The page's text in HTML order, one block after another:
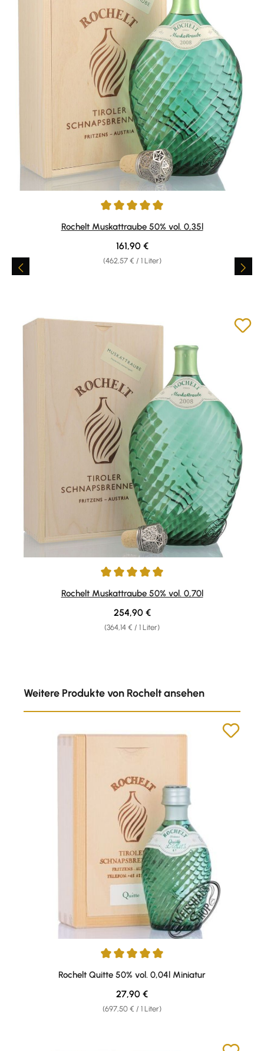
Durchschnittliche Bewertung von 5 von 5 Sternen
Rochelt Muskattraube 50% vol. 0,35l
(462,57 € / 1 Liter)
Regulärer Preis:
161,90 €
Durchschnittliche Bewertung von 5 von 5 Sternen
Rochelt Muskattraube 50% vol. 0,70l
(364,14 € / 1 Liter)
Regulärer Preis:
254,90 €
Weitere Produkte von Rochelt ansehen
Durchschnittliche Bewertung von 5 von 5 Sternen
Rochelt Quitte 50% vol. 0,04l Miniatur
(697,50 € / 1 Liter)
Regulärer Preis:
27,90 €